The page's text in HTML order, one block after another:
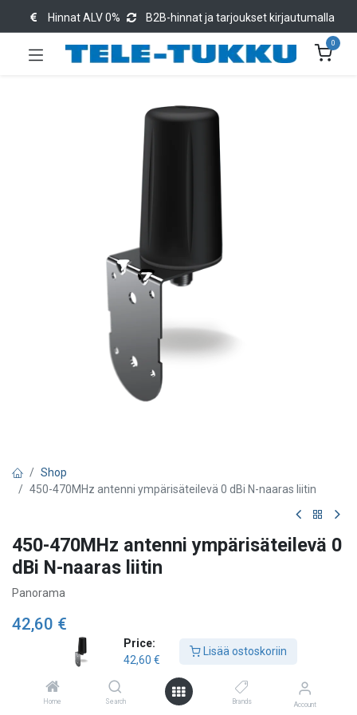
Price:
42,60 €
Lisää ostoskoriin
Home Search Brands Account
Hinnat ALV 0% B2B-hinnat ja tarjoukset kirjautumalla
0
Shop
450-470MHz antenni ympärisäteilevä 0 dBi N-naaras liitin
450-470MHz antenni ympärisäteilevä 0
dBi N-naaras liitin
Panorama
42,60 €
Lisää ostoskoriin